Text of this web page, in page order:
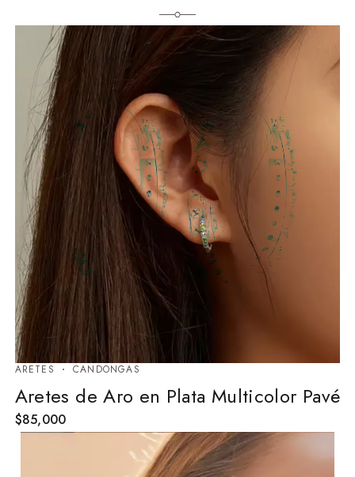
ARETES ⁠CANDONGAS
Aretes de Aro en Plata Multicolor Pavé
$85,000